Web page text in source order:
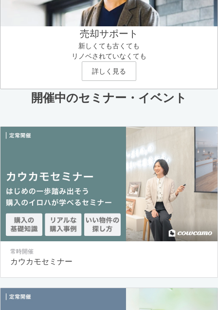
売却サポート
新しくても古くても
リノベされていなくても
詳しく見る
開催中のセミナー・イベント
常時開催
カウカモセミナー